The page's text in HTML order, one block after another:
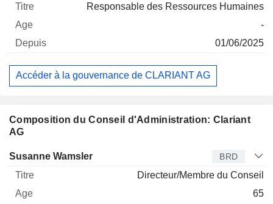
Responsable des Ressources Humaines
-
01/06/2025
Accéder à la gouvernance de CLARIANT AG
Composition du Conseil d'Administration: Clariant
AG
Administrateur Titre
Susanne Wamsler BRD
Directeur/Membre du Conseil
65